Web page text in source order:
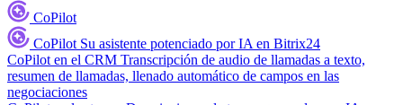
CoPilot
CoPilot Su asistente potenciado por IA en Bitrix24
CoPilot en el CRM Transcripción de audio de llamadas a texto,
resumen de llamadas, llenado automático de campos en las
negociaciones